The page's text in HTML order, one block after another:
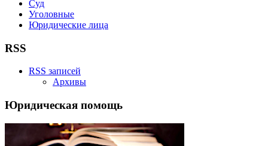
Суд
Уголовные
Юридические лица
RSS
RSS записей
Архивы
Юридическая помощь